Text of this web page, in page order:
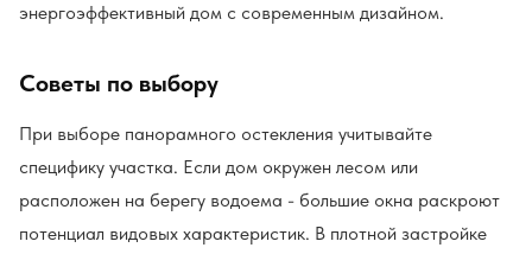
энергоэффективный дом с современным дизайном.
Советы по выбору
При выборе панорамного остекления учитывайте
специфику участка. Если дом окружен лесом или
расположен на берегу водоема - большие окна раскроют
потенциал видовых характеристик. В плотной застройке